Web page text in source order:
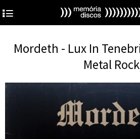
4
Mordeth - Lux In
Metal